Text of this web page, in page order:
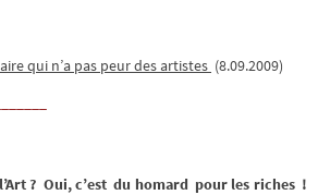
qui n’a pas peur des artistes (8.09.2009)
? Oui, c’est du homard pour les riches !